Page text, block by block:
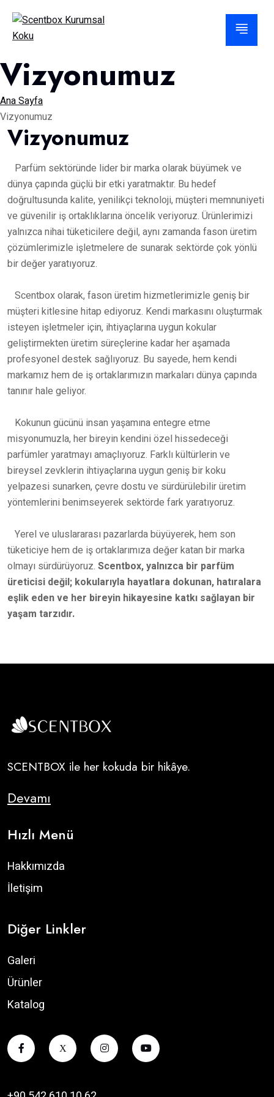
Vizyonumuz
Ana Sayfa
Vizyonumuz
Vizyonumuz
Parfüm sektöründe lider bir marka olarak büyümek ve
dünya çapında güçlü bir etki yaratmaktır. Bu hedef
doğrultusunda kalite, yenilikçi teknoloji, müşteri memnuniyeti
ve güvenilir iş ortaklıklarına öncelik veriyoruz. Ürünlerimizi
yalnızca nihai tüketicilere değil, aynı zamanda fason üretim
çözümlerimizle işletmelere de sunarak sektörde çok yönlü
bir değer yaratıyoruz.
Scentbox olarak, fason üretim hizmetlerimizle geniş bir
müşteri kitlesine hitap ediyoruz. Kendi markasını oluşturmak
isteyen işletmeler için, ihtiyaçlarına uygun kokular
geliştirmekten üretim süreçlerine kadar her aşamada
profesyonel destek sağlıyoruz. Bu sayede, hem kendi
markamız hem de iş ortaklarımızın markaları dünya çapında
tanınır hale geliyor.
Kokunun gücünü insan yaşamına entegre etme
misyonumuzla, her bireyin kendini özel hissedeceği
parfümler yaratmayı amaçlıyoruz. Farklı kültürlerin ve
bireysel zevklerin ihtiyaçlarına uygun geniş bir koku
yelpazesi sunarken, çevre dostu ve sürdürülebilir üretim
yöntemlerini benimseyerek sektörde fark yaratıyoruz.
Yerel ve uluslararası pazarlarda büyüyerek, hem son
tüketiciye hem de iş ortaklarımıza değer katan bir marka
olmayı sürdürüyoruz. Scentbox, yalnızca bir parfüm
üreticisi değil; kokularıyla hayatlara dokunan, hatıralara
eşlik eden ve her bireyin hikayesine katkı sağlayan bir
yaşam tarzıdır.
SCENTBOX ile her kokuda bir hikâye.
Devamı
Hızlı Menü
Hakkımızda
İletişim
Diğer Linkler
Galeri
Ürünler
Katalog
X